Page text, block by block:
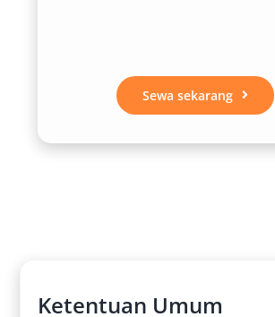
Sewa sekarang
Ketentuan Umum